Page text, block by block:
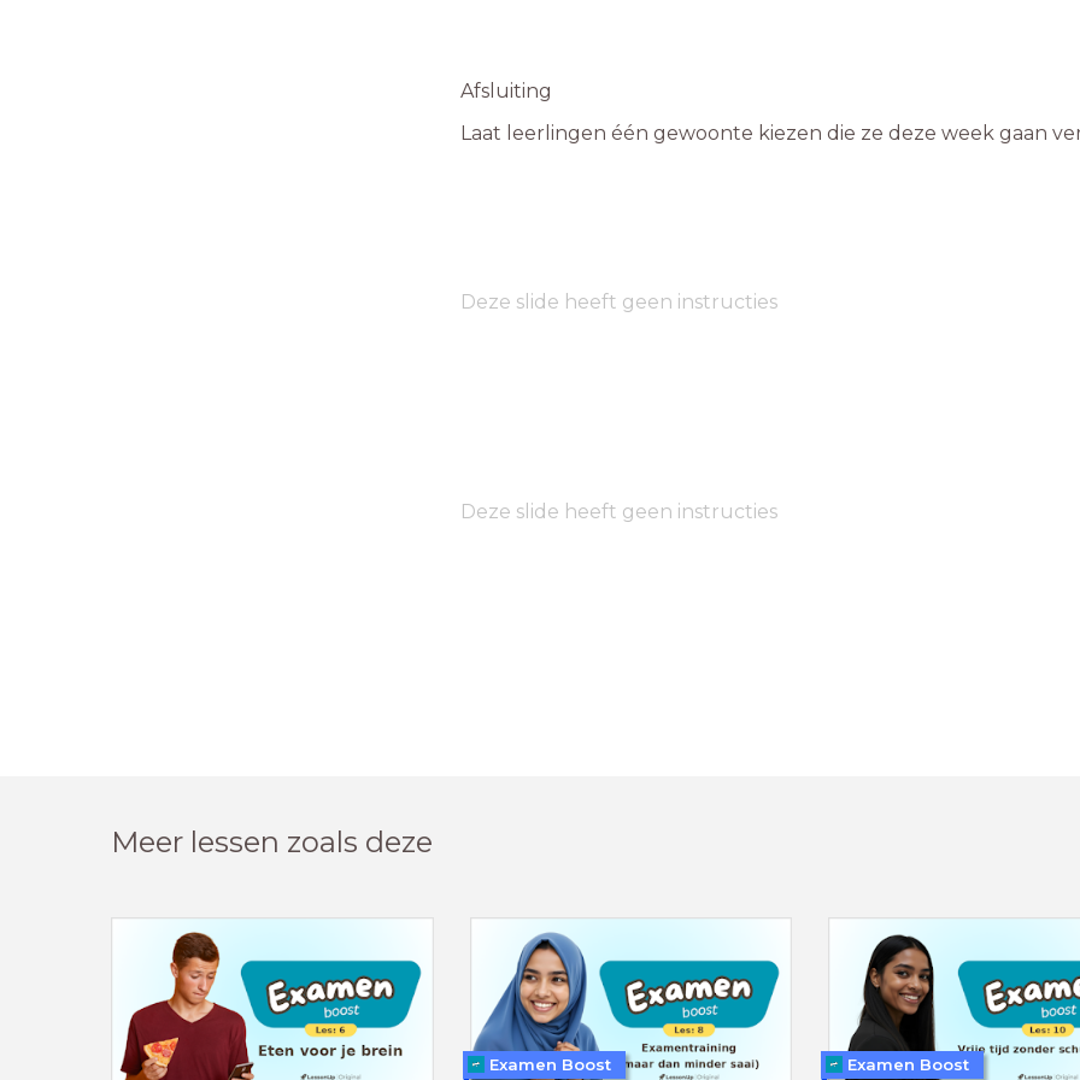
Afsluiting
Laat leerlingen één gewoonte kiezen die ze deze week gaan
Deze slide heeft geen instructies
Deze slide heeft geen instructies
Meer lessen zoals deze
Examen Boost Examen Boost